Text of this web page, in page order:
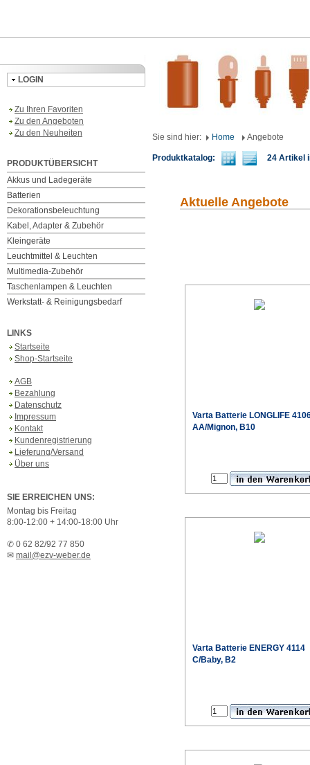
LOGIN
Zu Ihren Favoriten
Zu den Angeboten
Zu den Neuheiten
PRODUKTÜBERSICHT
Akkus und Ladegeräte
Batterien
Dekorationsbeleuchtung
Kabel, Adapter & Zubehör
Kleingeräte
Leuchtmittel & Leuchten
Multimedia-Zubehör
Taschenlampen & Leuchten
Werkstatt- & Reinigungsbedarf
LINKS
Startseite
Shop-Startseite
AGB
Bezahlung
Datenschutz
Impressum
Kontakt
Kundenregistrierung
Lieferung/Versand
Über uns
SIE ERREICHEN UNS:
Montag bis Freitag
8:00-12:00 + 14:00-18:00 Uhr
✆ 0 62 82/92 77 850
✉ mail@ezv-weber.de
Sie sind hier: Home Angebote
Produktkatalog: 24 Artikel
Aktuelle Angebote
Varta Batterie LONGLIFE
AA/Mignon, B10
Varta Batterie ENERGY 4114
C/Baby, B2